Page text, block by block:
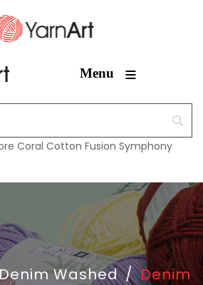
Menu ≡
Coral Cotton Fusion Symphony
Washed / Denim